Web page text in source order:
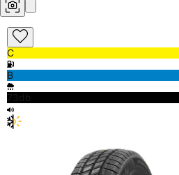
C
B
73db